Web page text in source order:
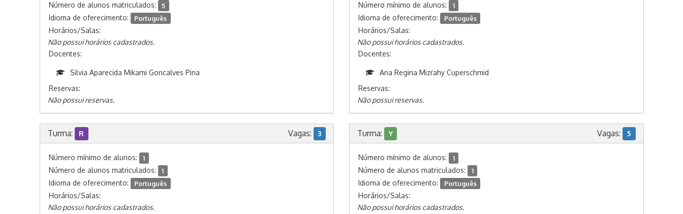
Número de alunos matriculados: 5
Idioma de oferecimento: Português
Horários/Salas:
Não possui horários cadastrados.
Docentes:
Silvia Aparecida Mikami Goncalves Pina
Reservas:
Não possui reservas.
Número mínimo de alunos: 1
Idioma de oferecimento: Português
Horários/Salas:
Não possui horários cadastrados.
Docentes:
Ana Regina Mizrahy Cuperschmid
Reservas:
Não possui reservas.
Turma: R Vagas: 3
Número mínimo de alunos: 1
Número de alunos matriculados: 1
Idioma de oferecimento: Português
Horários/Salas:
Não possui horários cadastrados.
Turma: Y Vagas: 5
Número mínimo de alunos: 1
Número de alunos matriculados: 1
Idioma de oferecimento: Português
Horários/Salas:
Não possui horários cadastrados.